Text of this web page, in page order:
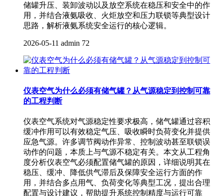
储罐升压、装卸波动以及放空系统在稳压和安全中的作
用，并结合液氨吸收、火炬放空和压力联锁等典型设计
思路，解析液氨系统安全运行的核心逻辑。
2026-05-11 admin 72
仪表空气为什么必须有储气罐？从气源稳定到控制可靠
的工程判断
仪表空气系统对气源稳定性要求极高，储气罐通过容积
缓冲作用可以有效稳定气压、吸收瞬时负荷变化并提供
应急气源。许多调节阀动作异常、控制波动甚至联锁误
动作的问题，本质上与气源不稳定有关。本文从工程角
度分析仪表空气必须配置储气罐的原因，详细说明其在
稳压、缓冲、降低供气滞后及保障安全运行方面的作
用，并结合多点用气、负荷变化等典型工况，提出合理
配置与设计建议，帮助提升系统控制精度与运行可靠